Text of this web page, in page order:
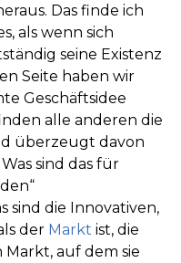
Das finde ich
als wenn sich
seine Existenz
Seite haben wir
Geschäftsidee
alle anderen die
überzeugt davon
sind das für
sind die Innovativen,
der Markt ist, die
auf dem sie